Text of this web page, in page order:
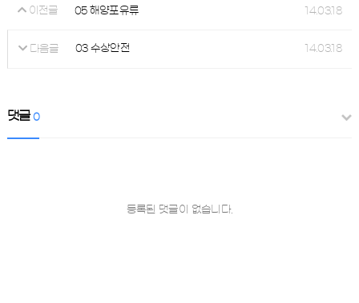
이전글 05 해양포유류 14.03.18
다음글 03 수상안전 14.03.18
댓글0
등록된 댓글이 없습니다.